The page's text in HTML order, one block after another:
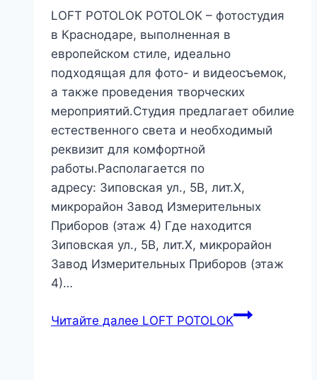
LOFT POTOLOK POTOLOK – фотостудия
в Краснодаре, выполненная в
европейском стиле, идеально
подходящая для фото- и видеосъемок,
а также проведения творческих
мероприятий.Студия предлагает обилие
естественного света и необходимый
реквизит для комфортной
работы.Располагается по
адресу: Зиповская ул., 5В, лит.Х,
микрорайон Завод Измерительных
Приборов (этаж 4) Где находится
Зиповская ул., 5В, лит.Х, микрорайон
Завод Измерительных Приборов (этаж
4)…
Читайте далее LOFT POTOLOK